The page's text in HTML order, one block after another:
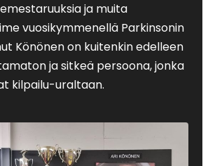
ja muita
vuosikymmenellä Parkinsonin
Könönen on kuitenkin edelleen
ja sitkeä persoona, jonka
kilpailu-uraltaan.